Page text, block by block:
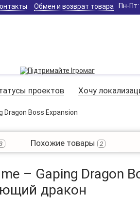
Обмен и возврат товара Пн-
проектов Хочу
Dragon Boss Expansion
Похожие товары 2
– Gaping Dragon
дракон